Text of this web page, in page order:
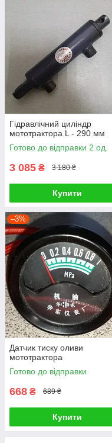
Гідравлічний циліндр
мототрактора L - 290 мм
Готово до відправки 2 од.
3 085 ₴ 3 180 ₴
Купити
–3%
Датчик тиску оливи
мототрактора
Готово до відправки
668 ₴ 689 ₴
Купити